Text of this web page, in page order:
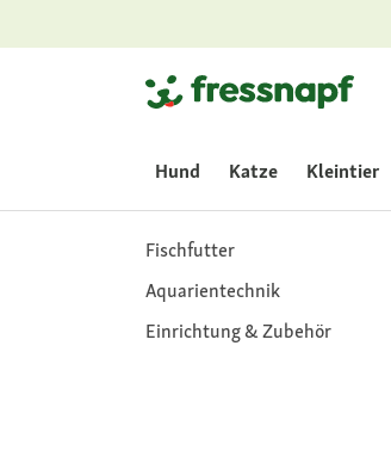
Hund Katze Kleintier
Fischfutter
Aquarientechnik
Einrichtung & Zubehör